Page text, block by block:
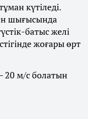
күтіледі.
шығысында
батыс желі
жоғары өрт
20 м/с болатын